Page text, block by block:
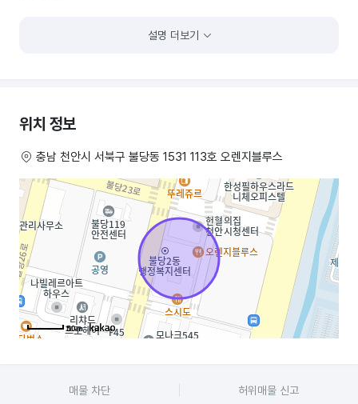
• 면적: 전용면적 29평 실평수 17평
• 매장 형태: 홀 + 배달 복합 운영
• 월 매출: 약 3,500~4,500만 원 홀 85% , 배달15%
• 월 순이익: 월세,관리비,공과금,파트타임 알바비 제외 약1,300이상
• 운영인력: 오너2 +주말 아르바이트 파트타임4명(평일 오너2명으로 진행
일매출150매출 달성)
• 현재 매장리뷰: 네이버 방문자 리뷰 2,873 블로그 리뷰1,248
설명 더보기
위치 정보
충남 천안시 서북구 불당동 1531 113호 오렌지블루스
50m
매물 차단 허위매물 신고